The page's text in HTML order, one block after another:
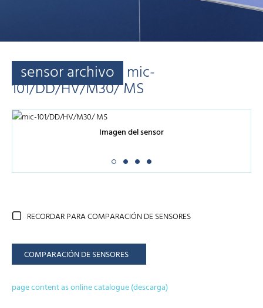
sensor archivo mic-
101/DD/HV/M30/ MS
Imagen del sensor
RECORDAR PARA COMPARACIÓN DE SENSORES
COMPARACIÓN DE SENSORES
page content as online catalogue (descarga)